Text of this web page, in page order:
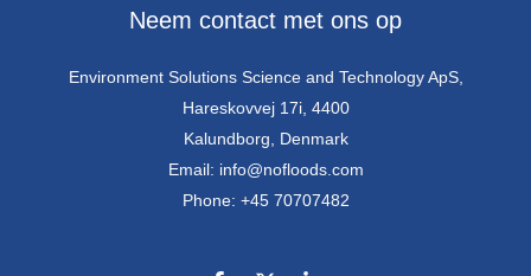
Neem contact met ons op
Environment Solutions Science and Technology ApS,
Hareskovvej 17i, 4400
Kalundborg, Denmark
Email: info@nofloods.com
Phone: +45 70707482